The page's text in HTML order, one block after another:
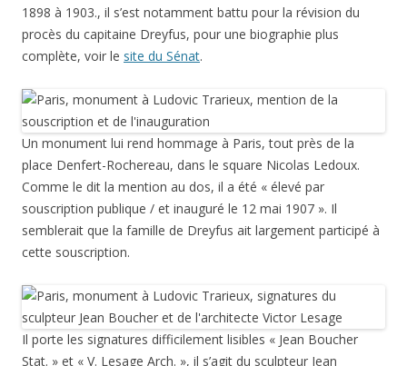
1898 à 1903., il s’est notamment battu pour la révision du
procès du capitaine Dreyfus, pour une biographie plus
complète, voir le site du Sénat.
Un monument lui rend hommage à Paris, tout près de la
place Denfert-Rochereau, dans le square Nicolas Ledoux.
Comme le dit la mention au dos, il a été « élevé par
souscription publique / et inauguré le 12 mai 1907 ». Il
semblerait que la famille de Dreyfus ait largement participé à
cette souscription.
Il porte les signatures difficilement lisibles « Jean Boucher
Stat. » et « V. Lesage Arch. », il s’agit du sculpteur Jean